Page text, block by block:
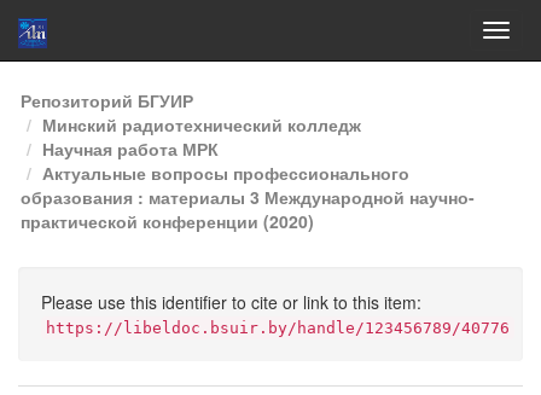
Skip
navigation
Репозиторий БГУИР
Минский радиотехнический колледж
Научная работа МРК
Актуальные вопросы профессионального
образования : материалы 3 Международной научно-
практической конференции (2020)
Please use this identifier to cite or link to this item:
https://libeldoc.bsuir.by/handle/123456789/40776